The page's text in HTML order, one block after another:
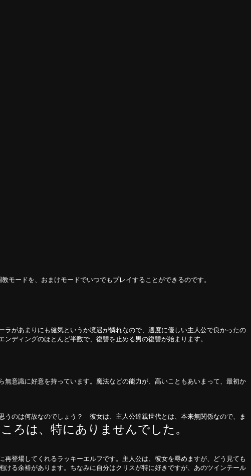
モードを、おまけモードでいつでもプレイすることができるのです。
があまりにも健気というか境遇が憐れなので、適度に優しい主人公で良かったの
ディングのほとんど半数で、復讐を止める男の復讐が始まります。
意識に好意を持っています。魔法などの能力が、高いこともあいまって、最初か
うのは何故なのでしょう？ 彼女は、主人公達親世代とは、本来無関係なので、ま
ろは、特にありませんでした。
登場してくれるラッキーエルフです。主人公は、彼女を辱めますが、どう見ても
る余裕があります。ちなみに自分はクリスが特に好きですが、あのツインテール